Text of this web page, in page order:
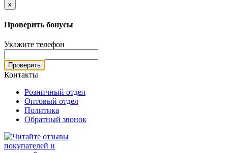
x
Проверить бонусы
Укажите телефон
Проверить
Контакты
Розничный отдел
Оптовый отдел
Политика
Обратный звонок